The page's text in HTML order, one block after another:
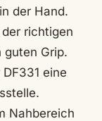
der Hand.
richtigen
guten Grip.
eine
Nahbereich